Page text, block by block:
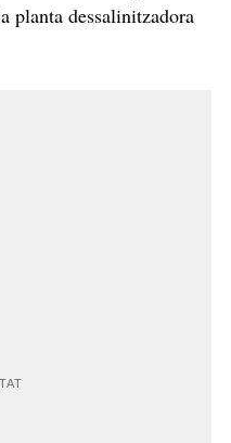
planta dessalinitzadora